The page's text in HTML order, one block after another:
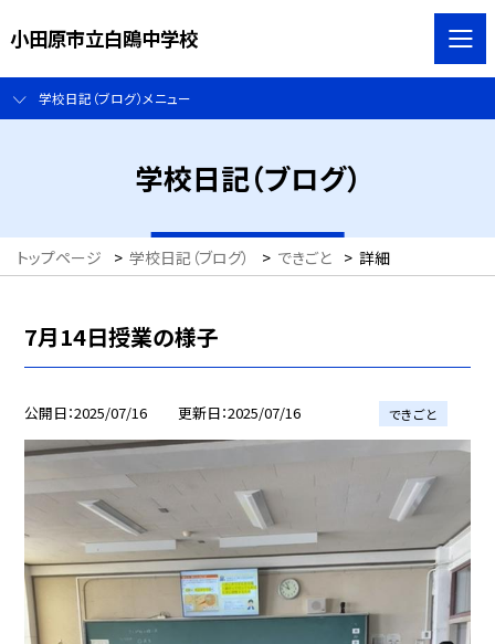
小田原市立白鴎中学校
学校日記（ブログ）メニュー
学校日記（ブログ）
トップページ > 学校日記（ブログ） > できごと > 詳細
7月14日授業の様子
公開日 2025/07/16 更新日 2025/07/16 できごと